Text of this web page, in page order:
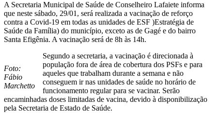
A Secretaria Municipal de Saúde de Conselheiro Lafaiete informa
que neste sábado, 29/01, será realizada a vacinação de reforço
contra a Covid-19 em todas as unidades de ESF )Estratégia de
Saúde da Família) do município, exceto as de Gagé e do bairro
Santa Efigênia. A vacinação será de 8h às 14h.
Foto:
Fábio
Marchetto
Segundo a secretaria, a vacinação é direcionada à
população fora de área de cobertura dos PSFs e para
aqueles que trabalham durante a semana e não
conseguem ir nas unidades de saúde no horário de
funcionamento regular para se vacinar. Serão
encaminhadas doses limitadas de vacina, devido à disponibilização
pela Secretaria de Estado de Saúde.